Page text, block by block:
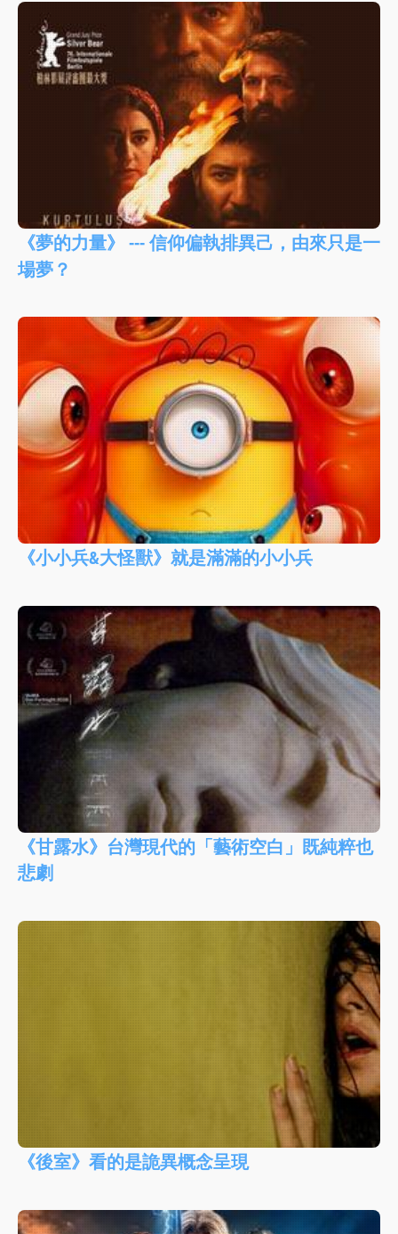
《夢的力量》 --- 信仰偏執排異己，由來只是一
場夢？
《小小兵&大怪獸》就是滿滿的小小兵
《甘露水》台灣現代的「藝術空白」既純粹也
悲劇
《後室》看的是詭異概念呈現